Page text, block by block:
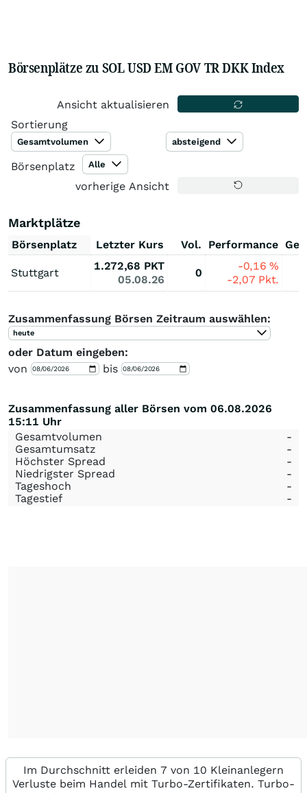
Börsenplätze zu SOL USD EM GOV TR DKK Index
Ansicht aktualisieren
Sortierung
Gesamtvolumen absteigend
Börsenplatz Alle
vorherige Ansicht
Marktplätze
Börsenplatz Letzter Kurs Vol. Performance
Stuttgart
1.272,68 PKT
05.08.26
0
-0,16%
-2,07 Pkt.
Zusammenfassung Börsen Zeitraum auswählen:
heute
oder Datum eingeben:
von
bis
Zusammenfassung aller Börsen vom 06.08.2026
15:11 Uhr
Gesamtvolumen
-
Gesamtumsatz
-
Höchster Spread
-
Niedrigster Spread
-
Tageshoch
-
Tagestief
-
Im Durchschnitt erleiden 7 von 10 Kleinanlegern
Verluste beim Handel mit Turbo-Zertifikaten. Turbo-